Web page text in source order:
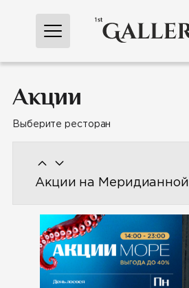
Акции
Выберите ресторан
Акции на Меридианной